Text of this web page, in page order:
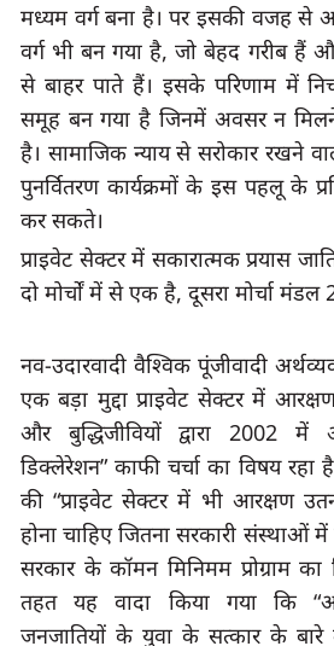
मध्यम वर्ग बना है। पर इसकी वजह से
वर्ग भी बन गया है, जो बेहद गरीब
से बाहर पाते हैं। इसके परिणाम में
समूह बन गया है जिनमें अवसर न
है। सामाजिक न्याय से सरोकार रखने
पुनर्वितरण कार्यक्रमों के इस पहलू के
कर सकते।
प्राइवेट सेक्टर में सकारात्मक प्रयास
दो मोर्चों में से एक है, दूसरा मोर्चा मंडल
नव-उदारवादी वैश्विक पूंजीवादी
एक बड़ा मुद्दा प्राइवेट सेक्टर में
और बुद्धिजीवियों द्वारा 2002 में
डिक्लेरेशन” काफी चर्चा का विषय रहा
की “प्राइवेट सेक्टर में भी आरक्षण
होना चाहिए जितना सरकारी संस्थाओं में
सरकार के कॉमन मिनिमम प्रोग्राम का
तहत यह वादा किया गया कि “
जनजातियों के युवा के सत्कार के बारे